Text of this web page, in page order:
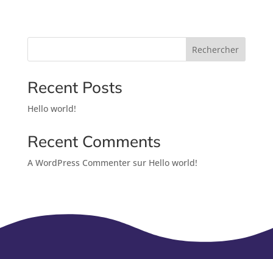
Rechercher
Recent Posts
Hello world!
Recent Comments
A WordPress Commentersur Hello world!